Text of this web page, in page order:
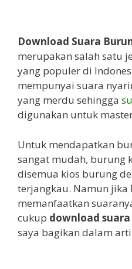
Download Suara
merupakan salah satu
yang populer di
mempunyai suara
yang merdu sehingga
digunakan untuk
Untuk mendapatkan
sangat mudah, burung
disemua kios burung
terjangkau. Namun jika
memanfaatkan
cukup download
saya bagikan dalam